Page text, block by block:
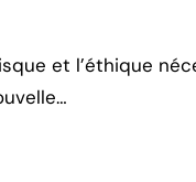
et l’éthique